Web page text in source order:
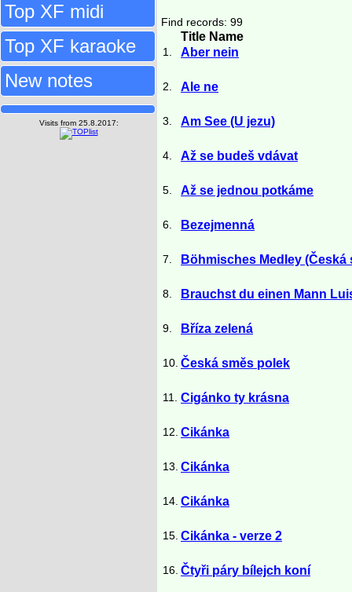
Top XF midi
Top XF karaoke
New notes
Visits from 25.8.2017:
Find records: 99
Title Name
1. Aber nein
2. Ale ne
3. Am See (U jezu)
4. Až se budeš vdávat
5. Až se jednou potkáme
6. Bezejmenná
7. Böhmisches Medley (Česká
8. Brauchst du einen Mann
9. Bříza zelená
10. Česká směs polek
11. Cigánko ty krásna
12. Cikánka
13. Cikánka
14. Cikánka
15. Cikánka - verze 2
16. Čtyři páry bílejch koní